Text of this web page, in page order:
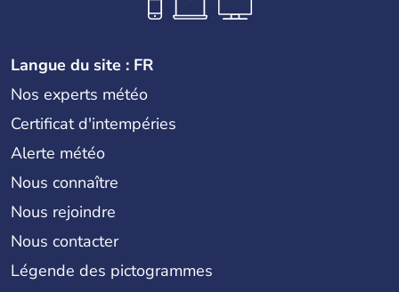
Langue du site : FR
Nos experts météo
Certificat d'intempéries
Alerte météo
Nous connaître
Nous rejoindre
Nous contacter
Légende des pictogrammes